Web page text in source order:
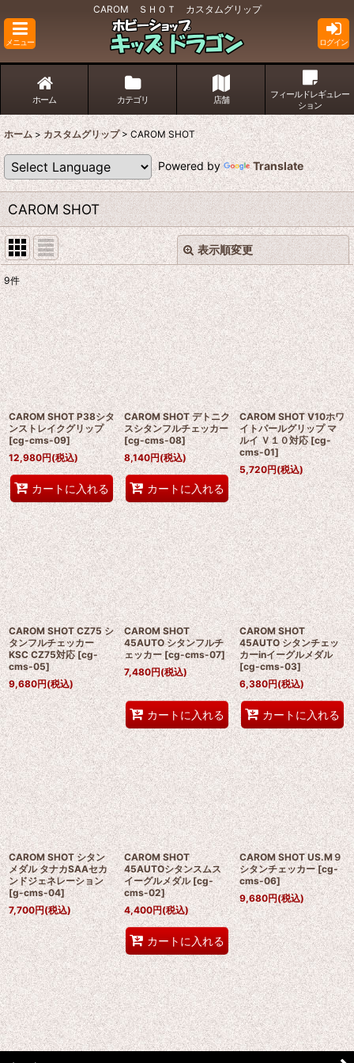
CAROM ＳＨＯＴ カスタムグリップ
メニュー ログイン
ホーム カテゴリ 店舗
フィールドレギュレー
ション
ホーム > カスタムグリップ > CAROM SHOT
Powered by Translate
CAROM SHOT
表示順変更
表示数:
並び順:
絞り込む
閉じる
9件
CAROM SHOT P38シタ
ンストレイクグリップ
[cg-cms-09]
12,980円(税込)
カートに入れる
CAROM SHOT デトニク
スシタンフルチェッカー
[cg-cms-08]
8,140円(税込)
カートに入れる
CAROM SHOT V10ホワ
イトパールグリップ マ
ルイ Ｖ１０対応 [cg-
cms-01]
5,720円(税込)
CAROM SHOT CZ75 シ
タンフルチェッカー
KSC CZ75対応 [cg-
cms-05]
9,680円(税込)
CAROM SHOT
45AUTO シタンフルチ
ェッカー [cg-cms-07]
7,480円(税込)
カートに入れる
CAROM SHOT
45AUTO シタンチェッ
カーinイーグルメダル
[cg-cms-03]
6,380円(税込)
カートに入れる
CAROM SHOT シタン
メダル タナカSAAセカ
ンドジェネレーション
[g-cms-04]
7,700円(税込)
CAROM SHOT
45AUTOシタンスムス
イーグルメダル [cg-
cms-02]
4,400円(税込)
カートに入れる
CAROM SHOT US.M９
シタンチェッカー[cg-
cms-06]
9,680円(税込)